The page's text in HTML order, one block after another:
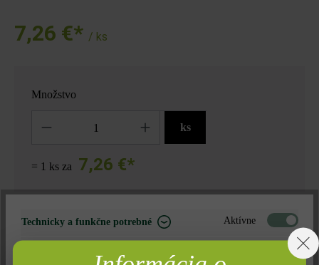
7,26 €* / ks
Množstvo
ks
= 1 ks za 7,26 €*
Nájdite predajcu vo vašom okolí
Technicky a funkčne potrebné Aktívne